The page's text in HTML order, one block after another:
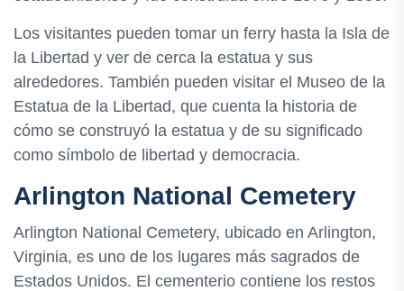
Los visitantes pueden tomar un ferry hasta la Isla de
la Libertad y ver de cerca la estatua y sus
alrededores. También pueden visitar el Museo de la
Estatua de la Libertad, que cuenta la historia de
cómo se construyó la estatua y de su significado
como símbolo de libertad y democracia.
Arlington National Cemetery
Arlington National Cemetery, ubicado en Arlington,
Virginia, es uno de los lugares más sagrados de
Estados Unidos. El cementerio contiene los restos